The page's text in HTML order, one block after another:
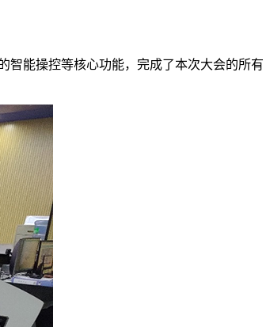
智能操控等核心功能，完成了本次大会的所有